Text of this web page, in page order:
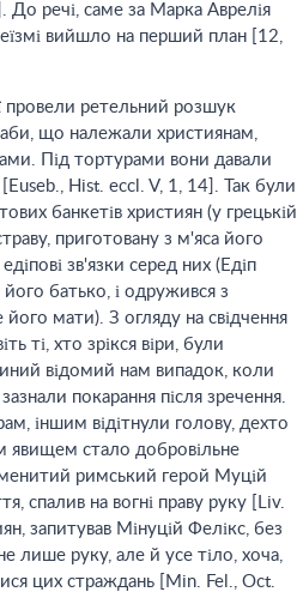
До речі, саме за Марка Аврелія
вийшло на перший план [12,
провели ретельний розшук
що належали християнам,
Під тортурами вони давали
[Euseb., Hist. eccl. V, 1, 14]. Так були
банкетів християн (у грецькій
приготовану з м'яса його
зв'язки серед них (Едіп
батько, і одружився з
мати). З огляду на свідчення
ті, хто зрікся віри, були
відомий нам випадок, коли
покарання після зречення.
іншим відітнули голову, дехто
явищем стало добровільне
римський герой Муцій
спалив на вогні праву руку [Liv.
запитував Мінуцій Фелікс, без
лише руку, але й усе тіло, хоча,
цих страждань [Min. Fel., Oct.